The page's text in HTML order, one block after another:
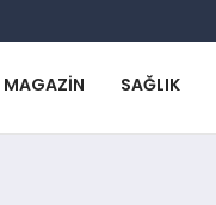
MAGAZIN SAĞLIK